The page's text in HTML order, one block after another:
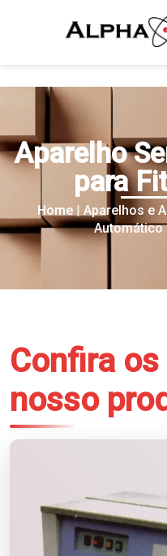
Aparelho
para
Home| Aparelhos e
Automático
Confira
nosso